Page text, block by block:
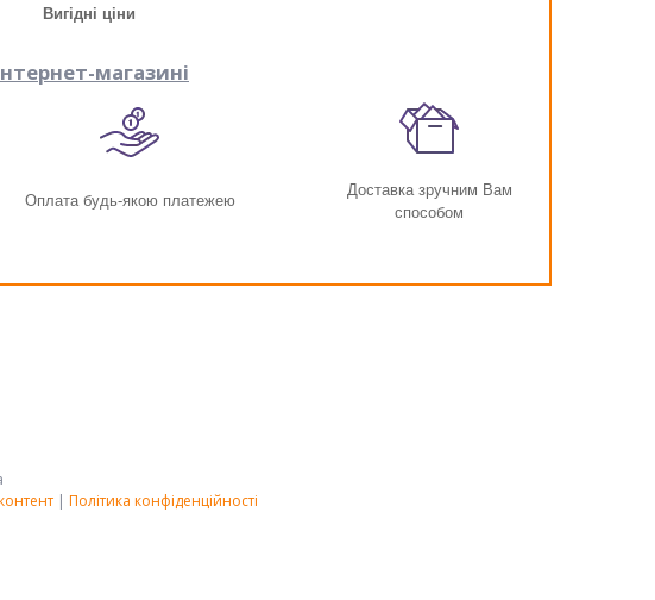
Вигідні ціни
магазині
Оплата будь-якою платежею
Доставка зручним Вам
способом
| Політика конфіденційності